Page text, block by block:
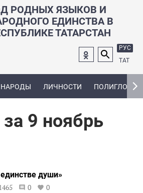
РОДНЫХ ЯЗЫКОВ И
ЕДИНСТВА В
ТАТАРСТАН
РУС
ТАТ
НАРОДЫ ЛИЧНОСТИ ПОЛИГЛОТ
9 ноябрь
души»
0 0